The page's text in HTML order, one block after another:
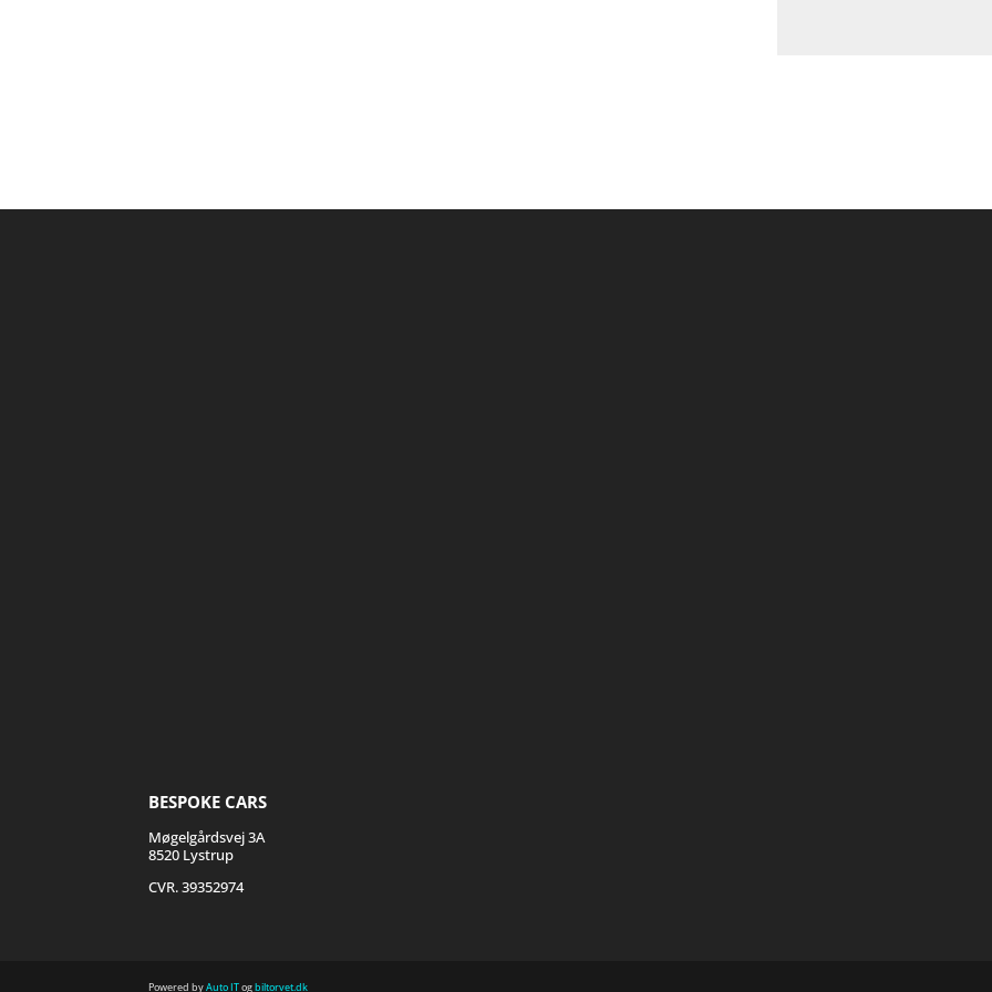
BESPOKE CARS
Møgelgårdsvej 3A
8520 Lystrup
CVR. 39352974
Powered byAuto ITogbiltorvet.dk